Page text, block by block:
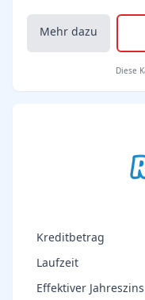
Mehr dazu
Diese
Kreditbetrag
Laufzeit
Effektiver Jahreszins